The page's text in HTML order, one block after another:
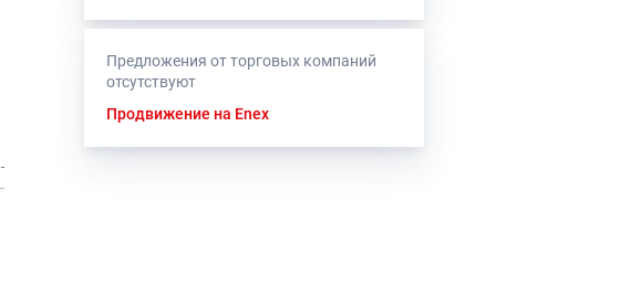
Предложения от торговых компаний
отсутствуют
Продвижение на Enex